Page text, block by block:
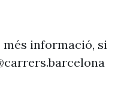
més informació, si